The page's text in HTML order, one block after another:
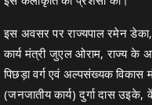
इस अवसर पर राज्यपाल रमेन
कार्य मंत्री जुएल ओराम, राज्य के
पिछड़ा वर्ग एवं अल्पसंख्यक विकास
(जनजातीय कार्य) दुर्गा दास